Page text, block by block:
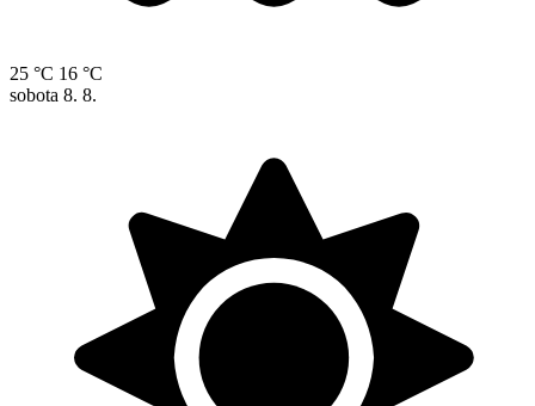
25 °C 16 °C
sobota 8. 8.